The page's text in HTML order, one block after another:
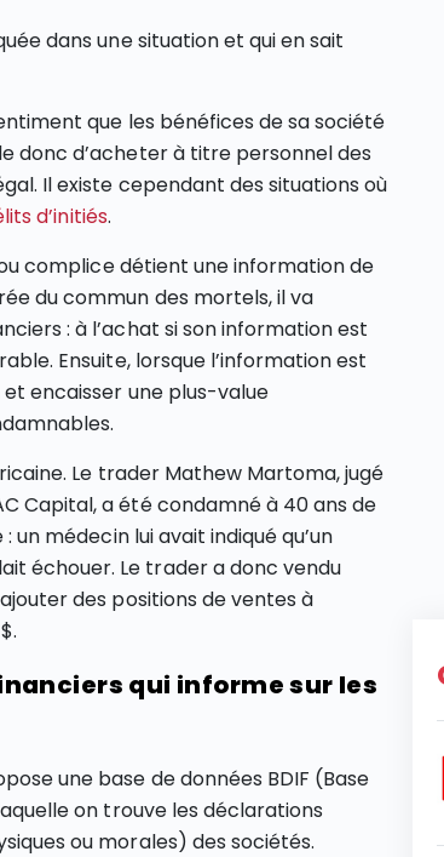
dans une situation et qui en sait
que les bénéfices de sa société
donc d’acheter à titre personnel des
Il existe cependant des situations où
d’initiés.
complice détient une information de
du commun des mortels, il va
: à l’achat si son information est
Ensuite, lorsque l’information est
encaisser une plus-value
Le trader Mathew Martoma, jugé
Capital, a été condamné à 40 ans de
médecin lui avait indiqué qu’un
échouer. Le trader a donc vendu
des positions de ventes à
qui informe sur les
une base de données BDIF (Base
on trouve les déclarations
ou morales) des sociétés.